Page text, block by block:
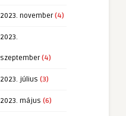
2023. november(4)
2023.
szeptember(4)
2023. július (3)
2023. május (6)